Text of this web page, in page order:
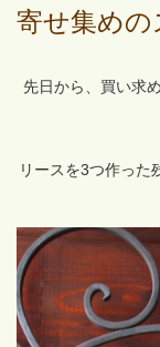
寄せ集め
先日から、買い求
リースを3つ作った